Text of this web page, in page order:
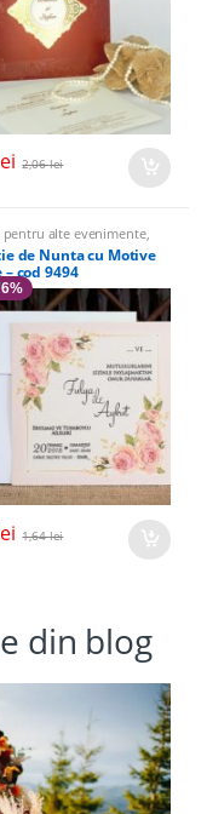
2,06lei
alte evenimente,
nunta cu flori si fluturi
,Invitatii Nunta, Invitatii
de Nunta cu Motive
cod 9494
1,64lei
din blog